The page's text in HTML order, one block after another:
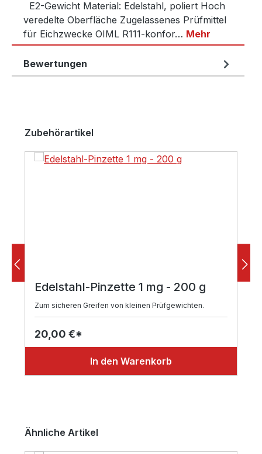
E2-Gewicht Material: Edelstahl, poliert Hoch
veredelte Oberfläche Zugelassenes Prüfmittel
für Eichzwecke OIML R111-konfor… Mehr
Bewertungen
Produktgalerie überspringen
Zubehörartikel
Edelstahl-Pinzette 1 mg - 200 g
Zum sicheren Greifen von kleinen Prüfgewichten.
20,00 €*
In den Warenkorb
Produktgalerie überspringen
Ähnliche Artikel